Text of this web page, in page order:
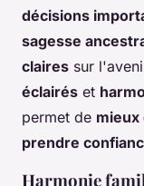
décisions
sagesse
claires sur
éclairés et
permet de mieux
prendre
Harmonie